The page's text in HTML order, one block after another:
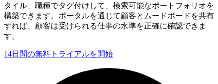
タイル、職種でタグ付けして、検索可能なポートフォリオを
構築できます。ポータルを通じて顧客とムードボードを共有
すれば、顧客は受けられる仕事の水準を正確に確認できま
す。
14日間の無料トライアルを開始